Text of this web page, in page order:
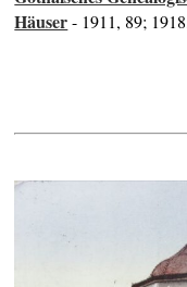
Häuser- 1911, 89;